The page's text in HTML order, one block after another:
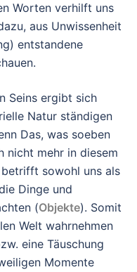
Worten verhilft uns
aus Unwissenheit
entstandene
Seins ergibt sich
Natur ständigen
Das, was soeben
nicht mehr in diesem
betrifft sowohl uns als
Dinge und
(Objekte). Somit
Welt wahrnehmen
eine Täuschung
Momente